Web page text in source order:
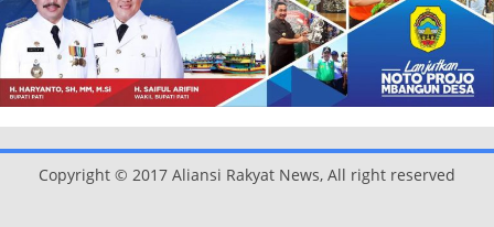
Copyright © 2017 Aliansi Rakyat News, All right reserved